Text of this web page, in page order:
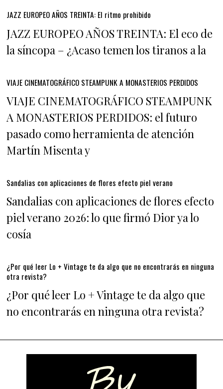
JAZZ EUROPEO AÑOS TREINTA: El ritmo prohibido
JAZZ EUROPEO AÑOS TREINTA: El eco de
la síncopa – ¿Acaso temen los tiranos a la
VIAJE CINEMATOGRÁFICO STEAMPUNK A MONASTERIOS PERDIDOS
VIAJE CINEMATOGRÁFICO STEAMPUNK
A MONASTERIOS PERDIDOS: el futuro
pasado como herramienta de atención
Martín Misenta y
Sandalias con aplicaciones de flores efecto piel verano
Sandalias con aplicaciones de flores efecto
piel verano 2026: lo que firmó Dior ya lo
cosía
¿Por qué leer Lo + Vintage te da algo que no encontrarás en ninguna
otra revista?
¿Por qué leer Lo + Vintage te da algo que
no encontrarás en ninguna otra revista?